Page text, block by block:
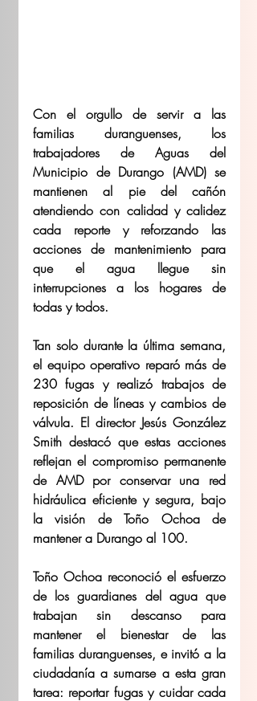
Con el orgullo de servir a las
familias duranguenses, los
trabajadores de Aguas del
Municipio de Durango (AMD) se
mantienen al pie del cañón
atendiendo con calidad y calidez
cada reporte y reforzando las
acciones de mantenimiento para
que el agua llegue sin
interrupciones a los hogares de
todas y todos.
Tan solo durante la última semana,
el equipo operativo reparó más de
230 fugas y realizó trabajos de
reposición de líneas y cambios de
válvula. El director Jesús González
Smith destacó que estas acciones
reflejan el compromiso permanente
de AMD por conservar una red
hidráulica eficiente y segura, bajo
la visión de Toño Ochoa de
mantener a Durango al 100.
Toño Ochoa reconoció el esfuerzo
de los guardianes del agua que
trabajan sin descanso para
mantener el bienestar de las
familias duranguenses, e invitó a la
ciudadanía a sumarse a esta gran
tarea: reportar fugas y cuidar cada